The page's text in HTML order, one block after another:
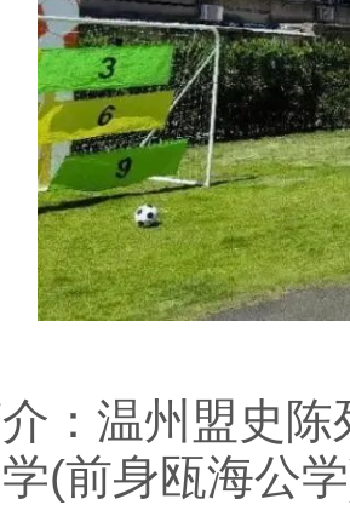
温州盟史陈
(前身瓯海公